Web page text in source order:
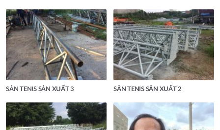
SÂN TENIS SẢN XUẤT 3 SÂN TENIS SẢN XUẤT 2